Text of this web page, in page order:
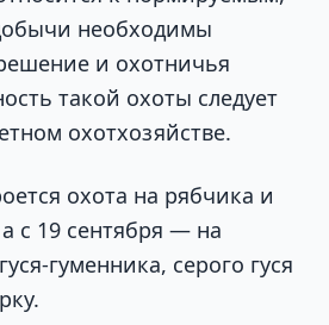
необходимы
и охотничья
такой охоты следует
охотхозяйстве.
охота на рябчика и
с 19 сентября — на
гуменника, серого гуся